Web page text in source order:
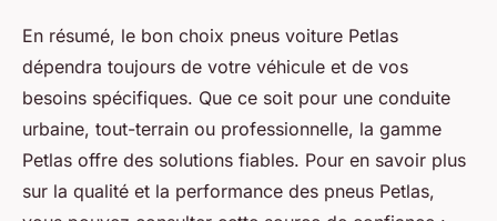
En résumé, le bon choix pneus voiture Petlas
dépendra toujours de votre véhicule et de vos
besoins spécifiques. Que ce soit pour une conduite
urbaine, tout-terrain ou professionnelle, la gamme
Petlas offre des solutions fiables. Pour en savoir plus
sur la qualité et la performance des pneus Petlas,